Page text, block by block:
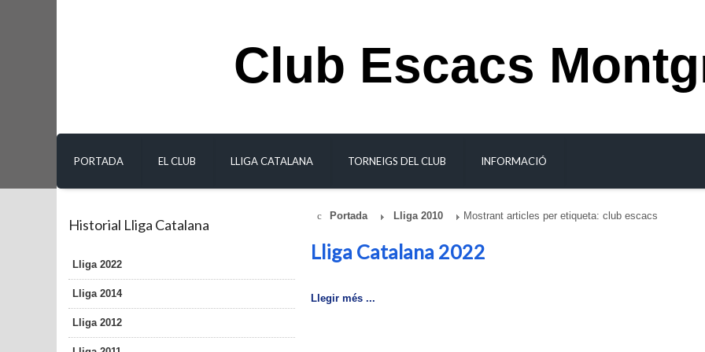
PORTADA EL CLUB LLIGA CATALANA TORNEIGS DEL CLUB INFORMACIÓ
Club Escacs
Historial Lliga Catalana
Lliga 2022
Lliga 2014
Lliga 2012
Portada Lliga 2010 Mostrant articles per etiqueta: club escacs
Lliga Catalana 2022
Llegir més ...